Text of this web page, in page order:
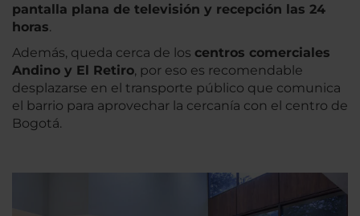
pantalla plana de televisión y recepción las 24
horas.
Además, queda cerca de los centros comerciales
Andino y El Retiro, por eso es recomendable
desplazarse en el transporte público que comunica
el barrio para aprovechar la cercanía con el centro de
Bogotá.